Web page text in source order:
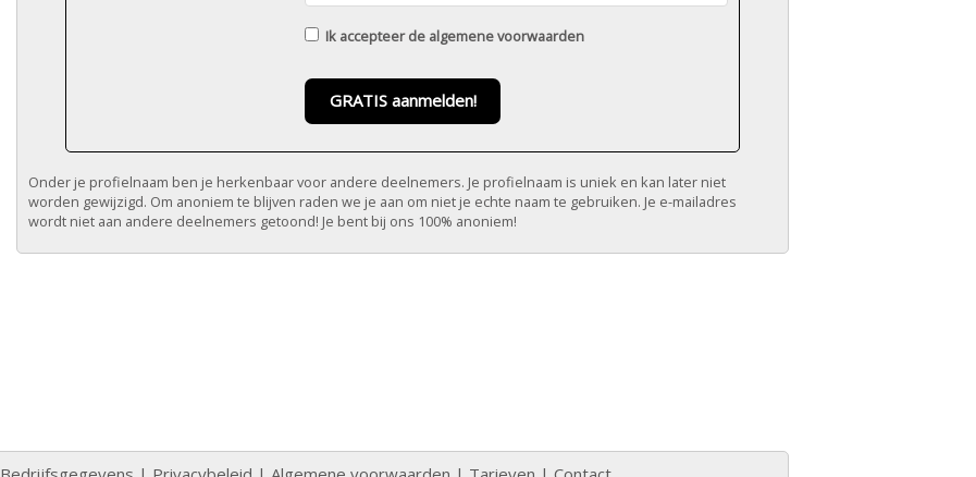
Ik accepteer de algemene voorwaarden
GRATIS aanmelden!
Onder je profielnaam ben je herkenbaar voor andere deelnemers. Je profielnaam is uniek en kan later niet
worden gewijzigd. Om anoniem te blijven raden we je aan om niet je echte naam te gebruiken. Je e-mailadres
wordt niet aan andere deelnemers getoond! Je bent bij ons 100% anoniem!